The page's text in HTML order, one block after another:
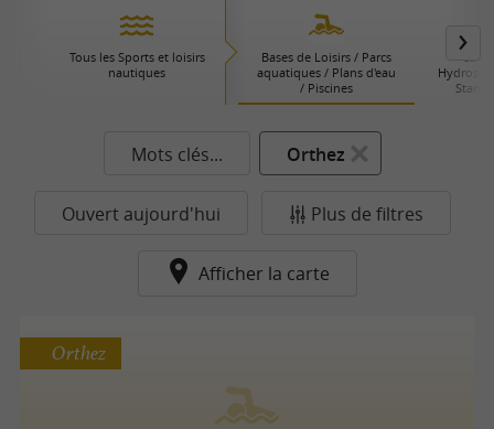
Tous les Sports et loisirs
nautiques
Bases de Loisirs / Parcs
aquatiques / Plans d'eau
/ Piscines
Stand
Mots clés... Orthez
Ouvert aujourd'hui Plus de filtres
Afficher la carte
Orthez